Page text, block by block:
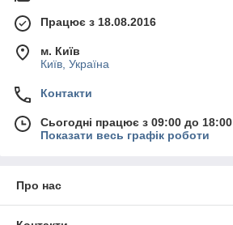
Працює з 18.08.2016
м. Київ
Київ, Україна
Контакти
Сьогодні працює з 09:00 до 18:00
Показати весь графік роботи
Про нас